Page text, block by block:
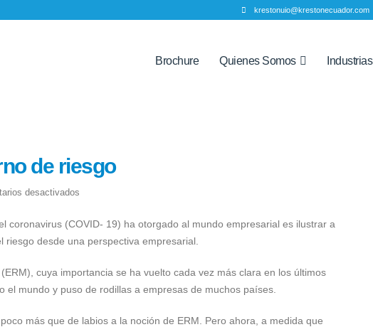
krestonuio@krestonecuador.com
Brochure Quienes Somos Industrias
de riesgo
desactivadosen
en
un
entorno
de
coronavirus (COVID- 19) ha otorgado al mundo empresarial es ilustrar a
desde una perspectiva empresarial.
cuya importancia se ha vuelto cada vez más clara en los últimos
mundo y puso de rodillas a empresas de muchos países.
más que de labios a la noción de ERM. Pero ahora, a medida que